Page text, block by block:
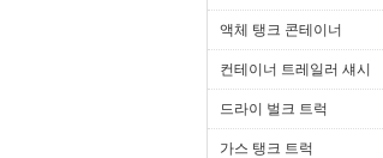
액체 탱크 콘테이너
컨테이너 트레일러 섀시
드라이 벌크 트럭
가스 탱크 트럭